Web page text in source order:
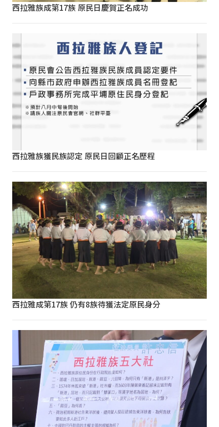
西拉雅族成第17族 原民日慶賀正名成功
西拉雅族獲民族認定 原民日回顧正名歷程
西拉雅成第17族 仍有8族待獲法定原民身分